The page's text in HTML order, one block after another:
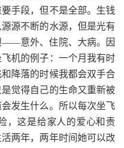
手段，但不是全部。生钱
源不断的水源，但是光有
——意外、住院、大病。因
机的例子：一个月我有时
降落的时候我都会双手合
觉得自己的生命又重新被
发生什么。所以每次坐飞
，这是给家人的爱心和责
两年，两年时间她可以改